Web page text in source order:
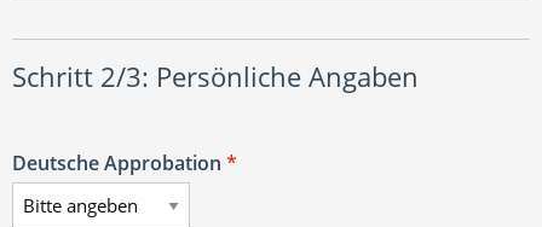
Schritt 2/3: Persönliche Angaben
Deutsche Approbation *